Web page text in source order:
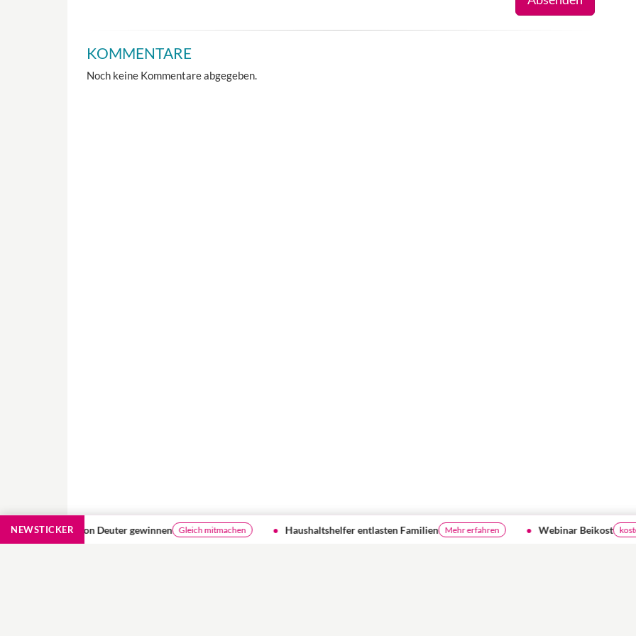
KOMMENTARE
Noch keine Kommentare abgegeben.
NEWSTICKERGleich mitmachen Haushaltshelfer entlasten Familien Mehr erfahren Webinar Beikost kostenlos teilnehmen Ist